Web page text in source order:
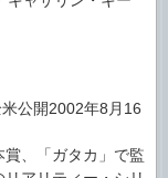
公開2002年8月16
賞、「ガタカ」で監